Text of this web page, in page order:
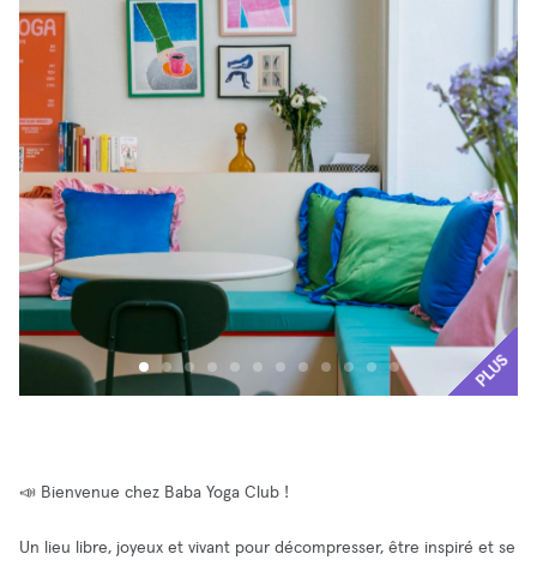
PLUS
📣 Bienvenue chez Baba Yoga Club !
Un lieu libre, joyeux et vivant pour décompresser, être inspiré et se